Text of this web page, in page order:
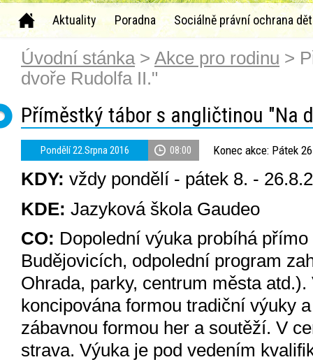
Aktuality Poradna Sociálně právní ochrana
Úvodní stánka> Akce pro rodinu >
dvoře Rudolfa II."
Příměstký tábor s angličtinou "Na
Pondělí 22.Srpna 2016 08:00 Konec akce: Pátek
KDY: vždy pondělí - pátek 8. -
KDE: Jazyková škola Gaudeo
CO: Dopolední výuka probíhá
Budějovicích, odpolední program
Ohrada, parky, centrum města
koncipována formou tradiční výuky
zábavnou formou her a soutěží. V
strava. Výuka je pod vedením